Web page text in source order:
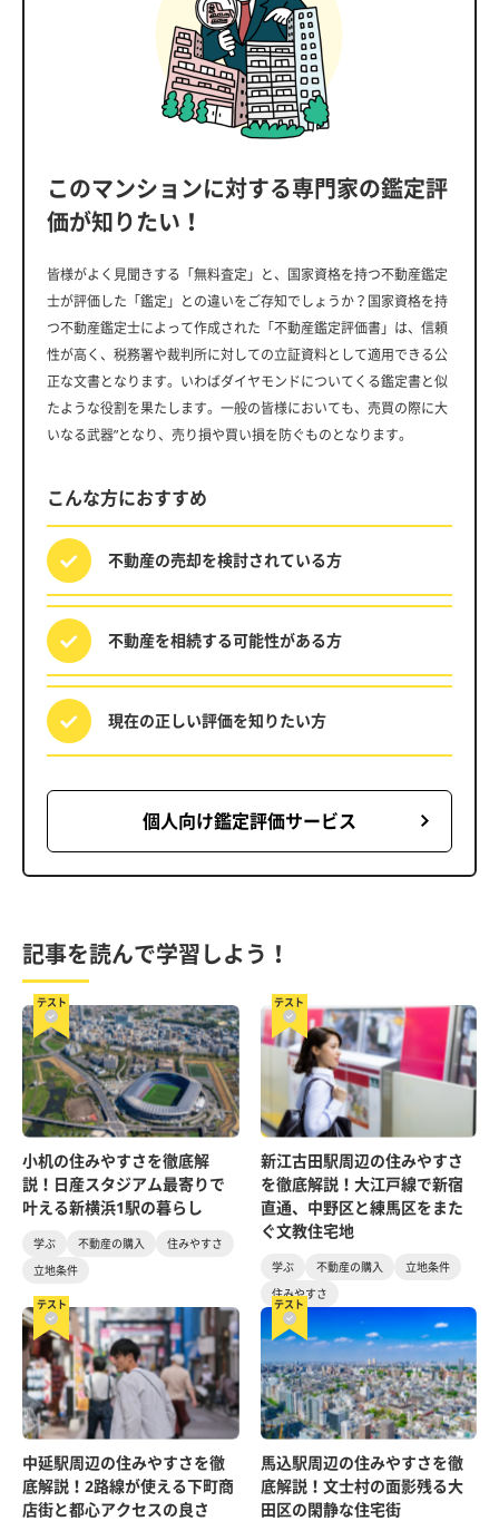
このマンションに対する専門家の鑑定評
価が知りたい！
皆様がよく見聞きする「無料査定」と、国家資格を持つ不動産鑑定
士が評価した「鑑定」との違いをご存知でしょうか？国家資格を持
つ不動産鑑定士によって作成された「不動産鑑定評価書」は、信頼
性が高く、税務署や裁判所に対しての立証資料として適用できる公
正な文書となります。いわばダイヤモンドについてくる鑑定書と似
たような役割を果たします。一般の皆様においても、売買の際に大
いなる武器”となり、売り損や買い損を防ぐものとなります。
こんな方におすすめ
不動産の売却を検討されている方
不動産を相続する可能性がある方
現在の正しい評価を知りたい方
個人向け鑑定評価サービス
記事を読んで学習しよう！
テスト
小机の住みやすさを徹底解
説！日産スタジアム最寄りで
叶える新横浜1駅の暮らし
学ぶ 不動産の購入
住みやすさ
立地条件
テスト
新江古田駅周辺の住みやすさ
を徹底解説！大江戸線で新宿
直通、中野区と練馬区をまた
ぐ文教住宅地
学ぶ 不動産の購入
立地条件
住みやすさ
テスト
中延駅周辺の住みやすさを徹
底解説！2路線が使える下町商
店街と都心アクセスの良さ
テスト
馬込駅周辺の住みやすさを徹
底解説！文士村の面影残る大
田区の閑静な住宅街